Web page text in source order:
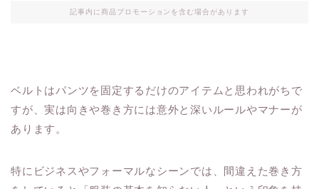
記事内に商品プロモーションを含む場合があります
ベルトはパンツを固定するだけのアイテムと思われがちで
すが、実は向きや巻き方には意外と深いルールやマナーが
あります。
特にビジネスやフォーマルなシーンでは、間違えた巻き方